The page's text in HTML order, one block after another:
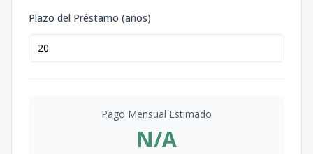
Plazo del Préstamo (años)
Pago Mensual Estimado
N/A